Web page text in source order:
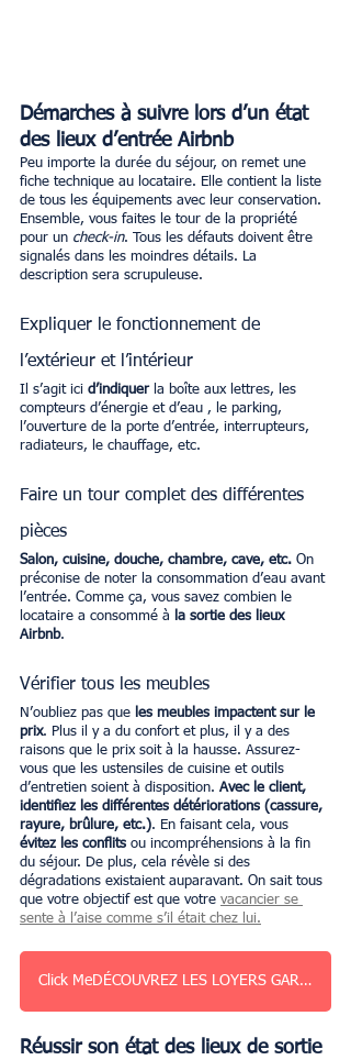
Démarches à suivre lors d’un état
des lieux d’entrée Airbnb
Peu importe la durée du séjour, on remet une
fiche technique au locataire. Elle contient la liste
de tous les équipements avec leur conservation.
Ensemble, vous faites le tour de la propriété
pour un check-in. Tous les défauts doivent être
signalés dans les moindres détails. La
description sera scrupuleuse.
Expliquer le fonctionnement de
l’extérieur et l’intérieur
Il s’agit ici d’indiquer la boîte aux lettres, les
compteurs d’énergie et d’eau , le parking,
l’ouverture de la porte d’entrée, interrupteurs,
radiateurs, le chauffage, etc.
Faire un tour complet des différentes
pièces
Salon, cuisine, douche, chambre, cave, etc. On
préconise de noter la consommation d’eau avant
l’entrée. Comme ça, vous savez combien le
locataire a consommé à
la sortie des lieux
Airbnb.
Vérifier tous les meubles
N’oubliez pas que les meubles impactent sur le
prix. Plus il y a du confort et plus, il y a des
raisons que le prix soit à la hausse. Assurez-
vous que les ustensiles de cuisine et outils
d’entretien soient à disposition. Avec le client,
identifiez les différentes détériorations (cassure,
rayure, brûlure, etc.). En faisant cela, vous
évitez les conflits ou incompréhensions à la fin
du séjour. De plus, cela révèle si des
dégradations existaient auparavant. On sait tous
que votre objectif est que votre vacancier se
sente à l’aise comme s’il était chez lui.
Click MeDÉCOUVREZ LES LOYERS GARANTIS À PARIS
Réussir son état des lieux de sortie